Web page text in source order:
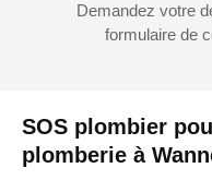
SOS plombier
plomberie à
Demandez votre
formulaire de